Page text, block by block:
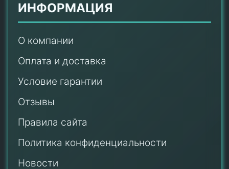
ИНФОРМАЦИЯ
О компании
Оплата и доставка
Условие гарантии
Отзывы
Правила сайта
Политика конфиденциальности
Новости